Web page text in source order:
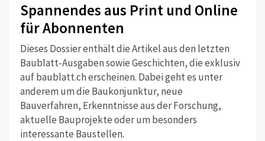
Spannendes aus Print und Online
für Abonnenten
Dieses Dossier enthält die Artikel aus den letzten
Baublatt-Ausgaben sowie Geschichten, die exklusiv
auf baublatt.ch erscheinen. Dabei geht es unter
anderem um die Baukonjunktur, neue
Bauverfahren, Erkenntnisse aus der Forschung,
aktuelle Bauprojekte oder um besonders
interessante Baustellen.